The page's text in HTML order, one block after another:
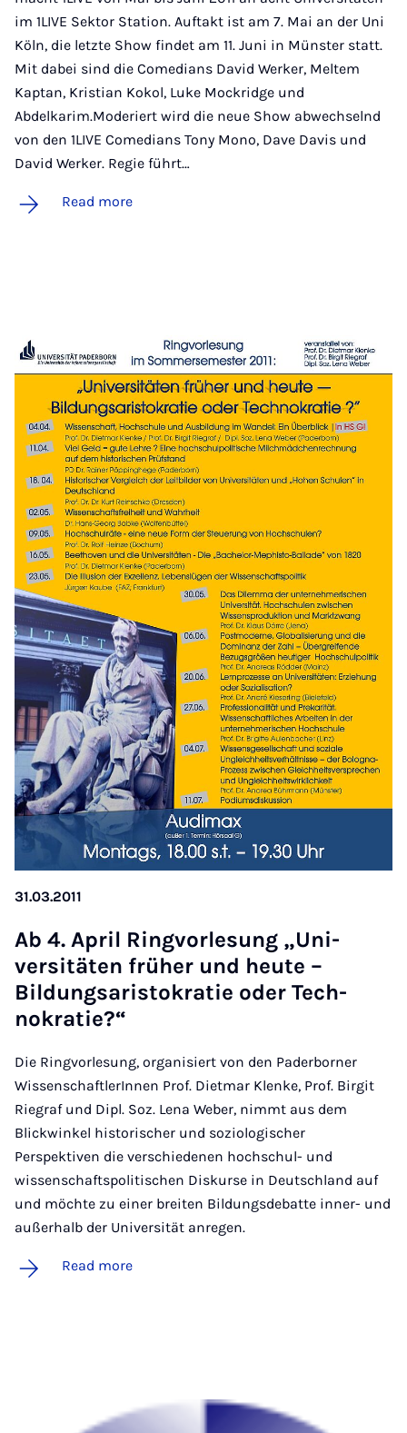
im 1LIVE Sektor Station. Auftakt ist am 7. Mai an der Uni
Köln, die letzte Show findet am 11. Juni in Münster statt.
Mit dabei sind die Comedians David Werker, Meltem
Kaptan, Kristian Kokol, Luke Mockridge und
Abdelkarim.Moderiert wird die neue Show abwechselnd
von den 1LIVE Comedians Tony Mono, Dave Davis und
David Werker. Regie führt…
Read more
31.03.2011
Ab 4. April Ring­vor­le­sung „Uni­
versitäten früh­er und heute –
Bildung­sar­is­tokratie oder Tech­
nokratie?“
Die Ringvorlesung, organisiert von den Paderborner
WissenschaftlerInnen Prof. Dietmar Klenke, Prof. Birgit
Riegraf und Dipl. Soz. Lena Weber, nimmt aus dem
Blickwinkel historischer und soziologischer
Perspektiven die verschiedenen hochschul- und
wissenschaftspolitischen Diskurse in Deutschland auf
und möchte zu einer breiten Bildungsdebatte inner- und
außerhalb der Universität anregen.
Read more